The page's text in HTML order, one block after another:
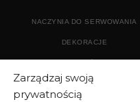
Zarządzaj swoją
prywatnością
NACZYNIA DO SERWOWANIA
DEKORACJE